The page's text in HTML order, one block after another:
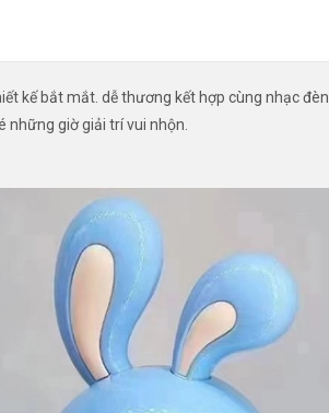
kế bắt mắt. dễ thương kết hợp cùng nhạc đèn
những giờ giải trí vui nhộn.